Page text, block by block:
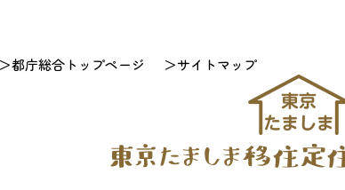
＞都庁総合トップページ ＞サイトマップ